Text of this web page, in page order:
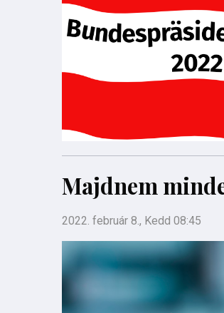
Majdnem
2022. február 8., Kedd 08:45